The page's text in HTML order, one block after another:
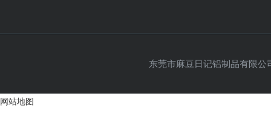
东莞市麻豆日记铝制品有限公
网站地图